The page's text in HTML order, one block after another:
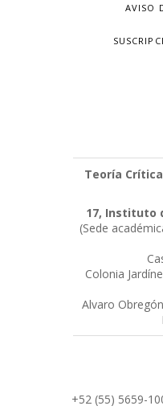
AVISO
Teoría
17, Instituto
(Sede
Colonia
Alvaro
+52 (55) 5659-